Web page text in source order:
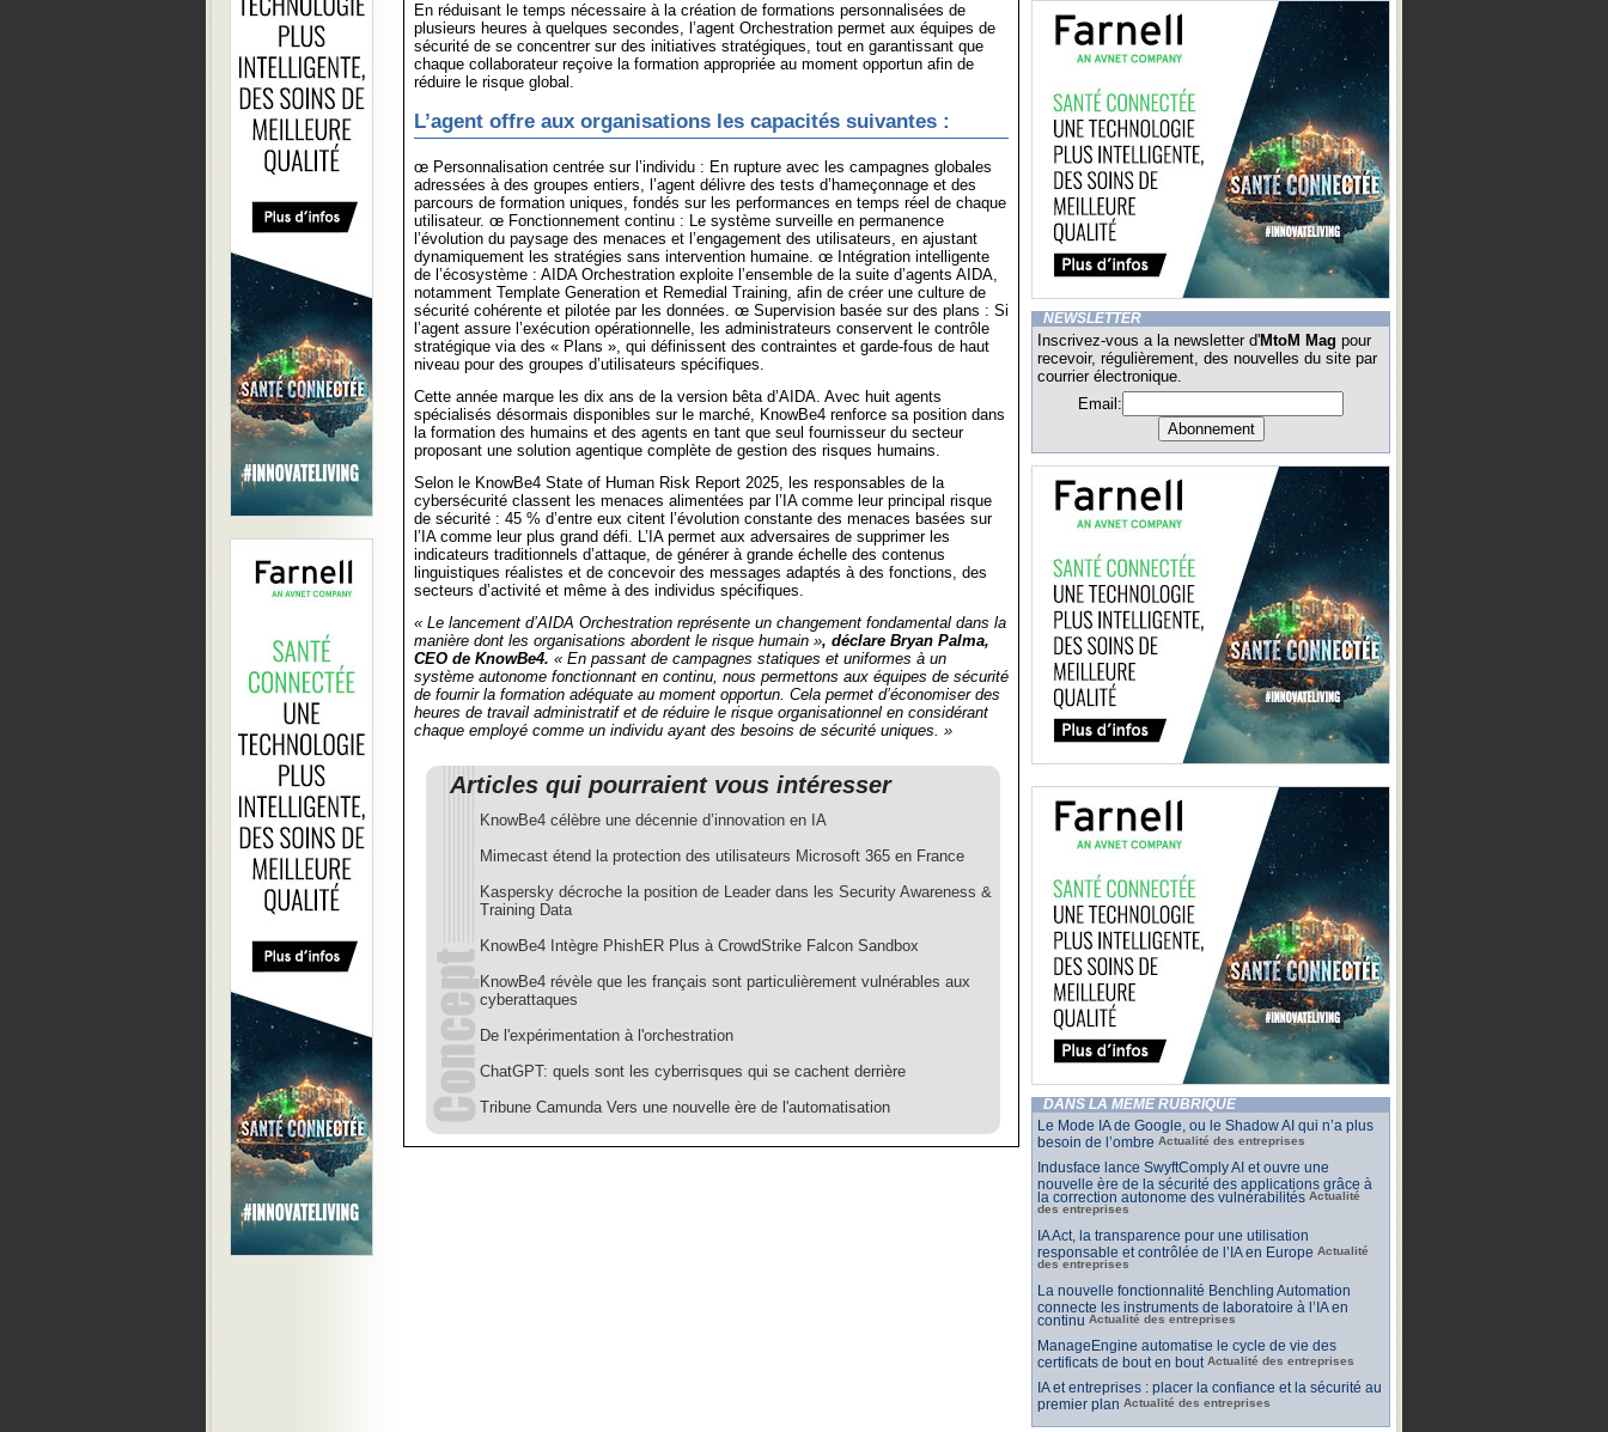
En réduisant le temps nécessaire à la création de formations personnalisées de
plusieurs heures à quelques secondes, l’agent Orchestration permet aux équipes de
sécurité de se concentrer sur des initiatives stratégiques, tout en garantissant que
chaque collaborateur reçoive la formation appropriée au moment opportun afin de
réduire le risque global.
L’agent offre aux organisations les capacités suivantes :
œ Personnalisation centrée sur l’individu : En rupture avec les campagnes globales
adressées à des groupes entiers, l’agent délivre des tests d’hameçonnage et des
parcours de formation uniques, fondés sur les performances en temps réel de chaque
utilisateur. œ Fonctionnement continu : Le système surveille en permanence
l’évolution du paysage des menaces et l’engagement des utilisateurs, en ajustant
dynamiquement les stratégies sans intervention humaine. œ Intégration intelligente
de l’écosystème : AIDA Orchestration exploite l’ensemble de la suite d’agents AIDA,
notamment Template Generation et Remedial Training, afin de créer une culture de
sécurité cohérente et pilotée par les données. œ Supervision basée sur des plans : Si
l’agent assure l’exécution opérationnelle, les administrateurs conservent le contrôle
stratégique via des « Plans », qui définissent des contraintes et garde-fous de haut
niveau pour des groupes d’utilisateurs spécifiques.
Cette année marque les dix ans de la version bêta d’AIDA. Avec huit agents
spécialisés désormais disponibles sur le marché, KnowBe4 renforce sa position dans
la formation des humains et des agents en tant que seul fournisseur du secteur
proposant une solution agentique complète de gestion des risques humains.
Selon le KnowBe4 State of Human Risk Report 2025, les responsables de la
cybersécurité classent les menaces alimentées par l’IA comme leur principal risque
de sécurité : 45 % d’entre eux citent l’évolution constante des menaces basées sur
l’IA comme leur plus grand défi. L’IA permet aux adversaires de supprimer les
indicateurs traditionnels d’attaque, de générer à grande échelle des contenus
linguistiques réalistes et de concevoir des messages adaptés à des fonctions, des
secteurs d’activité et même à des individus spécifiques.
« Le lancement d’AIDA Orchestration représente un changement fondamental dans la
manière dont les organisations abordent le risque humain », déclare Bryan Palma,
CEO de KnowBe4. « En passant de campagnes statiques et uniformes à un
système autonome fonctionnant en continu, nous permettons aux équipes de sécurité
de fournir la formation adéquate au moment opportun. Cela permet d’économiser des
heures de travail administratif et de réduire le risque organisationnel en considérant
chaque employé comme un individu ayant des besoins de sécurité uniques. »
Articles qui pourraient vous intéresser
KnowBe4 célèbre une décennie d’innovation en IA
Mimecast étend la protection des utilisateurs Microsoft 365 en France
Kaspersky décroche la position de Leader dans les Security Awareness &
Training Data
KnowBe4 Intègre PhishER Plus à CrowdStrike Falcon Sandbox
KnowBe4 révèle que les français sont particulièrement vulnérables aux
cyberattaques
De l'expérimentation à l'orchestration
ChatGPT: quels sont les cyberrisques qui se cachent derrière
Tribune Camunda Vers une nouvelle ère de l'automatisation
NEWSLETTER
Inscrivez-vous a la newsletter d'MtoM Mag pour
recevoir, régulièrement, des nouvelles du site par
courrier électronique.
Email:
DANS LA MÊME RUBRIQUE
Le Mode IA de Google, ou le Shadow AI qui n’a plus
besoin de l’ombre Actualité des entreprises
Indusface lance SwyftComply AI et ouvre une
nouvelle ère de la sécurité des applications grâce à
la correction autonome des vulnérabilités Actualité
des entreprises
IA Act, la transparence pour une utilisation
responsable et contrôlée de l’IA en Europe Actualité
des entreprises
La nouvelle fonctionnalité Benchling Automation
connecte les instruments de laboratoire à l’IA en
continu Actualité des entreprises
ManageEngine automatise le cycle de vie des
certificats de bout en bout Actualité des entreprises
IA et entreprises : placer la confiance et la sécurité au
premier plan Actualité des entreprises